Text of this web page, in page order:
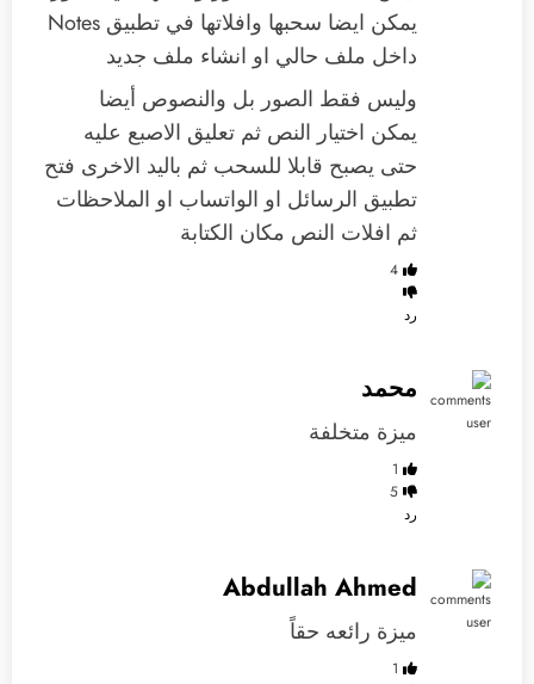
يمكن ايضا سحبها وافلاتها في تطبيق Notes
داخل ملف حالي او انشاء ملف جديد
وليس فقط الصور بل والنصوص أيضا
يمكن اختيار النص ثم تعليق الاصبع عليه
حتى يصبح قابلا للسحب ثم باليد الاخرى فتح
تطبيق الرسائل او الواتساب او الملاحظات
ثم افلات النص مكان الكتابة
4
رد
محمد
ميزة متخلفة
1
5
رد
Abdullah Ahmed
ميزة رائعه حقاً
1